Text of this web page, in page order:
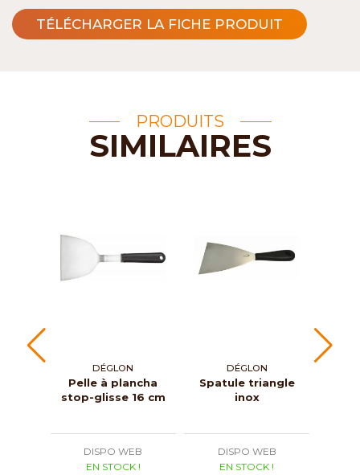
TÉLÉCHARGER LA FICHE PRODUIT
PRODUITS
SIMILAIRES
DÉGLON
Pelle à plancha
stop-glisse 16 cm
DISPO WEB
EN STOCK !
DÉGLON
Spatule triangle
inox
DISPO WEB
EN STOCK !